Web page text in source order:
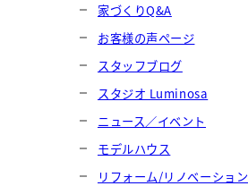
家づくりQ&A
お客様の声ページ
スタッフブログ
スタジオ Luminosa
ニュース／イベント
モデルハウス
リフォーム/リノベーション